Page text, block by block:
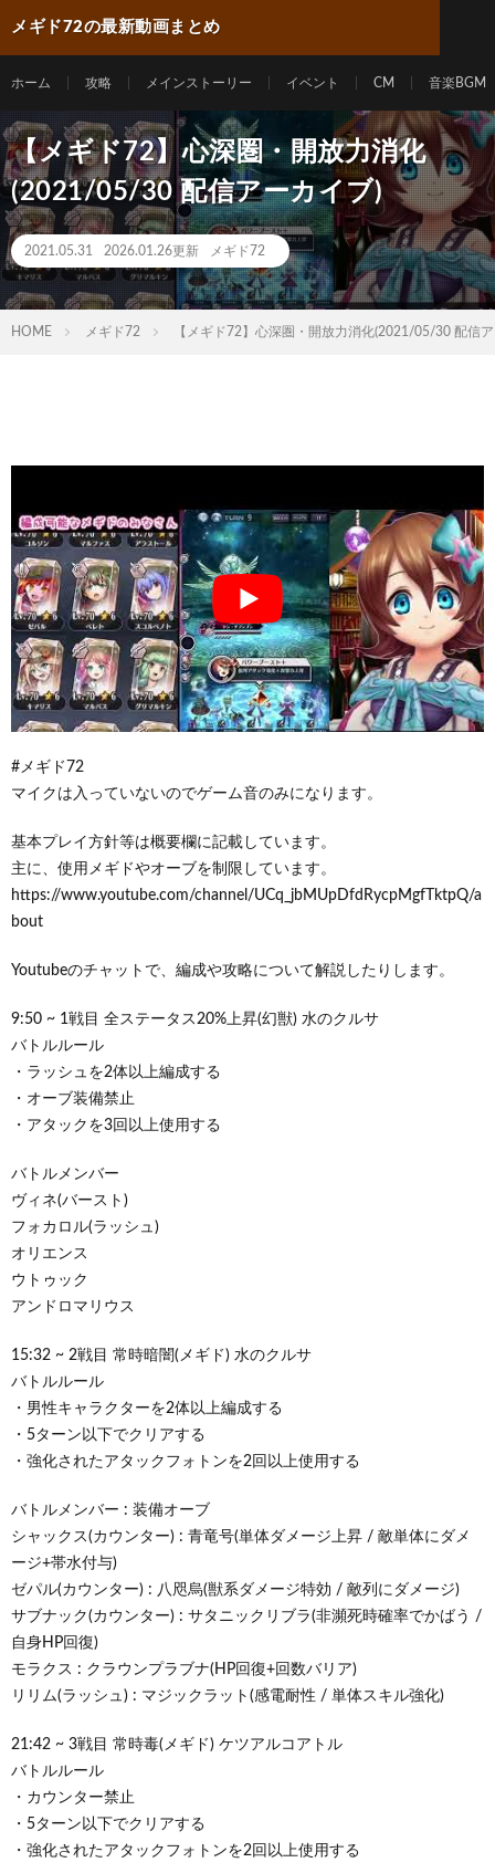
メギド72の最新動画まとめ
ホーム 攻略 メインストーリー イベント CM 音楽BGM
【メギド72】心深圏・開放力消化
(2021/05/30 配信アーカイブ)
2021.05.31 2026.01.26更新 メギド72
HOME メギド72 【メギド72】心深圏・開放力消化(2021/05/30 配信
#メギド72
マイクは入っていないのでゲーム音のみになります。
基本プレイ方針等は概要欄に記載しています。
主に、使用メギドやオーブを制限しています。
https://www.youtube.com/channel/UCq_jbMUpDfdRycpMgfTktpQ/a
bout
Youtubeのチャットで、編成や攻略について解説したりします。
9:50 ~ 1戦目 全ステータス20%上昇(幻獣) 水のクルサ
バトルルール
・ラッシュを2体以上編成する
・オーブ装備禁止
・アタックを3回以上使用する
バトルメンバー
ヴィネ(バースト)
フォカロル(ラッシュ)
オリエンス
ウトゥック
アンドロマリウス
15:32 ~ 2戦目 常時暗闇(メギド) 水のクルサ
バトルルール
・男性キャラクターを2体以上編成する
・5ターン以下でクリアする
・強化されたアタックフォトンを2回以上使用する
バトルメンバー : 装備オーブ
シャックス(カウンター) : 青竜号(単体ダメージ上昇 / 敵単体にダメ
ージ+帯水付与)
ゼパル(カウンター) : 八咫烏(獣系ダメージ特効 / 敵列にダメージ)
サブナック(カウンター) : サタニックリブラ(非瀕死時確率でかばう /
自身HP回復)
モラクス : クラウンプラブナ(HP回復+回数バリア)
リリム(ラッシュ) : マジックラット(感電耐性 / 単体スキル強化)
21:42 ~ 3戦目 常時毒(メギド) ケツアルコアトル
バトルルール
・カウンター禁止
・5ターン以下でクリアする
・強化されたアタックフォトンを2回以上使用する